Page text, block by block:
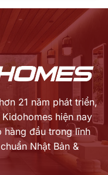
44.359.000 ₫.
31.051.000 ₫.
21 năm phát triển,
Kidohomes hiện nay
hàng đầu trong lĩnh
Nhật Bản &